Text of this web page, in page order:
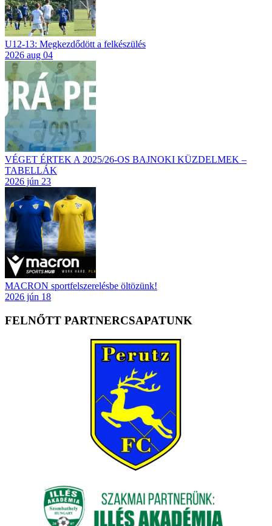
U12-13: Megkezdődött a felkészülés
2026 aug 04
VÉGET ÉRTEK A 2025/26-OS BAJNOKI KÜZDELMEK –
TABELLÁK
2026 jún 23
MACRON sportfelszerelésbe öltözünk!
2026 jún 18
FELNŐTT PARTNERCSAPATUNK